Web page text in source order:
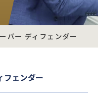
強買取マガジン
バー ディフェンダー
フェンダー